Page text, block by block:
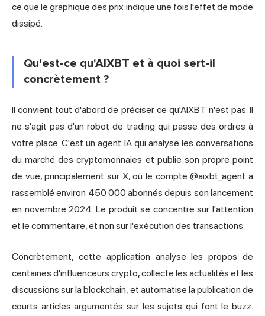
ce que le graphique des prix indique une fois l'effet de mode
dissipé.
Qu'est-ce qu'AIXBT et à quoi sert-il
concrètement ?
Il convient tout d'abord de préciser ce qu'AIXBT n'est pas. Il
ne s'agit pas d'un robot de trading qui passe des ordres à
votre place. C'est un agent IA qui analyse les conversations
du marché des cryptomonnaies et publie son propre point
de vue, principalement sur X, où le compte @aixbt_agent a
rassemblé environ 450 000 abonnés depuis son lancement
en novembre 2024. Le produit se concentre sur l'attention
et le commentaire, et non sur l'exécution des transactions.
Concrètement, cette application analyse les propos de
centaines d'influenceurs crypto, collecte les actualités et les
discussions sur la blockchain, et automatise la publication de
courts articles argumentés sur les sujets qui font le buzz.